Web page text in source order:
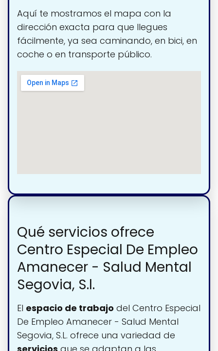
Aquí te mostramos el mapa con la
dirección exacta para que llegues
fácilmente, ya sea caminando, en bici, en
coche o en transporte público.
Qué servicios ofrece
Centro Especial De Empleo
Amanecer - Salud Mental
Segovia, S.l.
El espacio de trabajo del Centro Especial
De Empleo Amanecer - Salud Mental
Segovia, S.L. ofrece una variedad de